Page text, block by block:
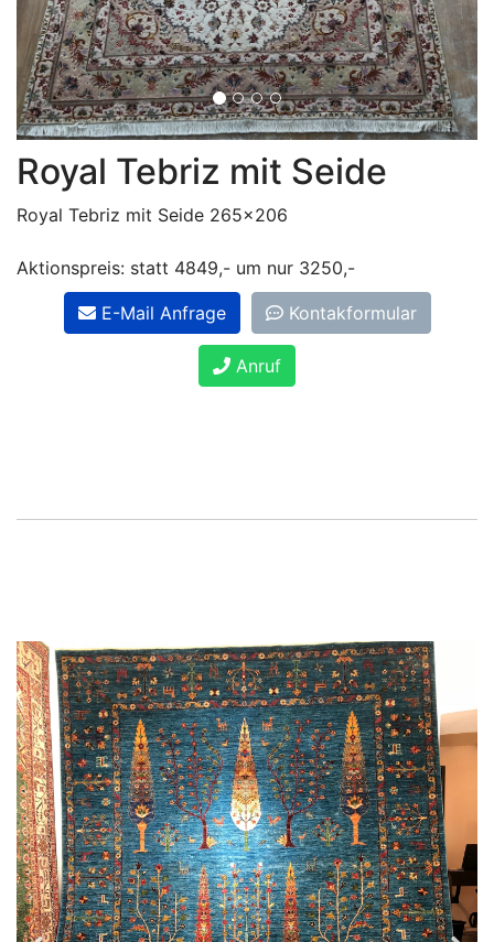
Royal Tebriz mit Seide
Royal Tebriz mit Seide 265x206
Aktionspreis: statt 4849,- um nur 3250,-
E-Mail Anfrage Kontakformular
Anruf